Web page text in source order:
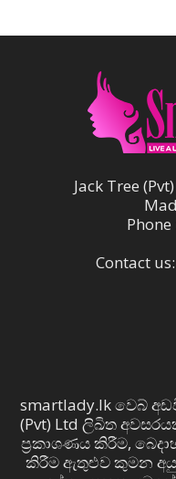
Jack Tree
Contact us:
smartlady.lk වෙබ්
(Pvt) Ltd ලිඛිත
ප්‍රකාශණය කිරීම,
කිරීම ඇතුළුව කුමන